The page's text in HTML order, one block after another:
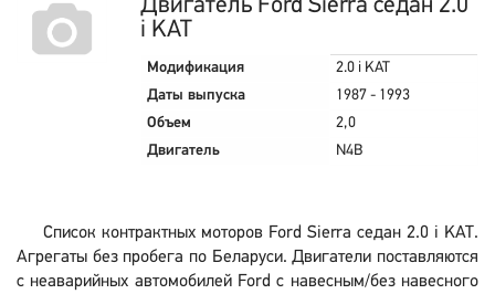
Двигатель Ford Sierra седан 2.0
i KAT
Модификация
2.0 i KAT
Даты выпуска
1987 - 1993
Объем
2,0
Двигатель
N4B
Список контрактных моторов Ford Sierra седан 2.0 i KAT.
Агрегаты без пробега по Беларуси. Двигатели поставляются
с неаварийных автомобилей Ford с навесным/без навесного